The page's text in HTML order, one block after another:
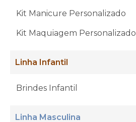
Kit Manicure Personalizado
Kit Maquiagem Personalizado
Linha Infantil
Brindes Infantil
Linha Masculina